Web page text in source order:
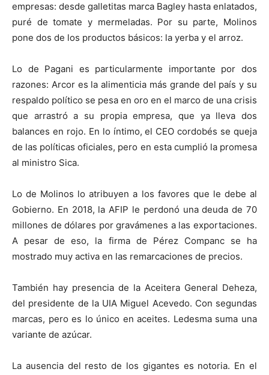
empresas: desde galletitas marca Bagley hasta enlatados,
puré de tomate y mermeladas. Por su parte, Molinos
pone dos de los productos básicos: la yerba y el arroz.
Lo de Pagani es particularmente importante por dos
razones: Arcor es la alimenticia más grande del país y su
respaldo político se pesa en oro en el marco de una crisis
que arrastró a su propia empresa, que ya lleva dos
balances en rojo. En lo íntimo, el CEO cordobés se queja
de las políticas oficiales, pero en esta cumplió la promesa
al ministro Sica.
Lo de Molinos lo atribuyen a los favores que le debe al
Gobierno. En 2018, la AFIP le perdonó una deuda de 70
millones de dólares por gravámenes a las exportaciones.
A pesar de eso, la firma de Pérez Companc se ha
mostrado muy activa en las remarcaciones de precios.
También hay presencia de la Aceitera General Deheza,
del presidente de la UIA Miguel Acevedo. Con segundas
marcas, pero es lo único en aceites. Ledesma suma una
variante de azúcar.
La ausencia del resto de los gigantes es notoria. En el